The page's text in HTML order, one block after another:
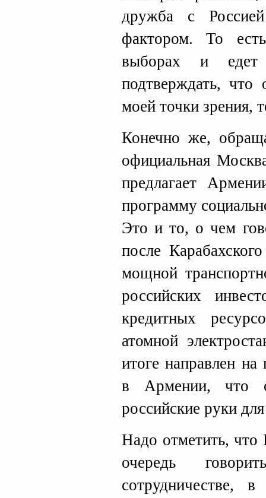
дружба с
фактором. То
выборах и
подтверждать,
моей точки зрения,
Конечно же,
официальная
предлагает
программу
Это и то, о чем
после
мощной
российских
кредитных
атомной
итоге направлен
в Армении, что
российские руки
Надо отметить,
очередь